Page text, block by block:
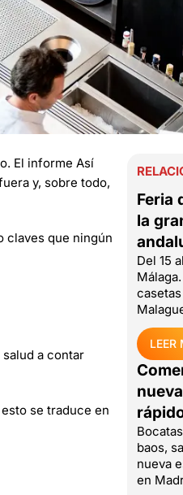
El informe Así
y, sobre todo,
claves que ningún
a contar
se traduce en
Feria
la
Del 15
LEER
baos,
nueva
en